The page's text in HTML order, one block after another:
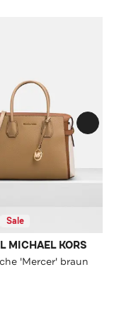
Sale
MICHAEL KORS
'Mercer' braun